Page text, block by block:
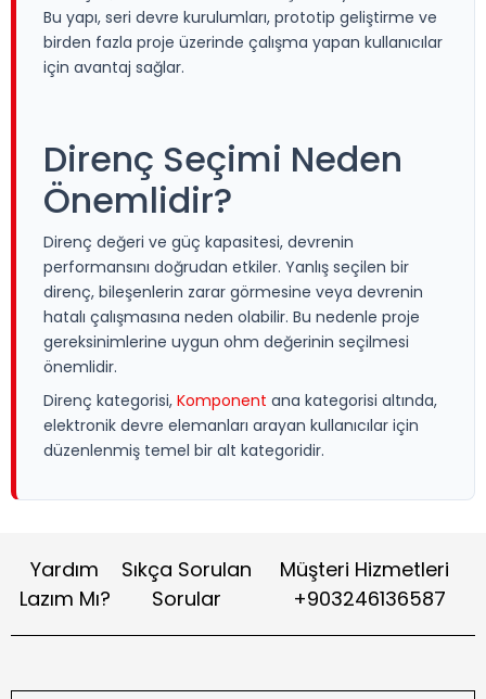
Bu yapı, seri devre kurulumları, prototip geliştirme ve
birden fazla proje üzerinde çalışma yapan kullanıcılar
için avantaj sağlar.
Direnç Seçimi Neden
Önemlidir?
Direnç değeri ve güç kapasitesi, devrenin
performansını doğrudan etkiler. Yanlış seçilen bir
direnç, bileşenlerin zarar görmesine veya devrenin
hatalı çalışmasına neden olabilir. Bu nedenle proje
gereksinimlerine uygun ohm değerinin seçilmesi
önemlidir.
Direnç kategorisi, Komponent ana kategorisi altında,
elektronik devre elemanları arayan kullanıcılar için
düzenlenmiş temel bir alt kategoridir.
Yardım
Lazım Mı?
Sıkça Sorulan
Sorular
Müşteri Hizmetleri
+903246136587